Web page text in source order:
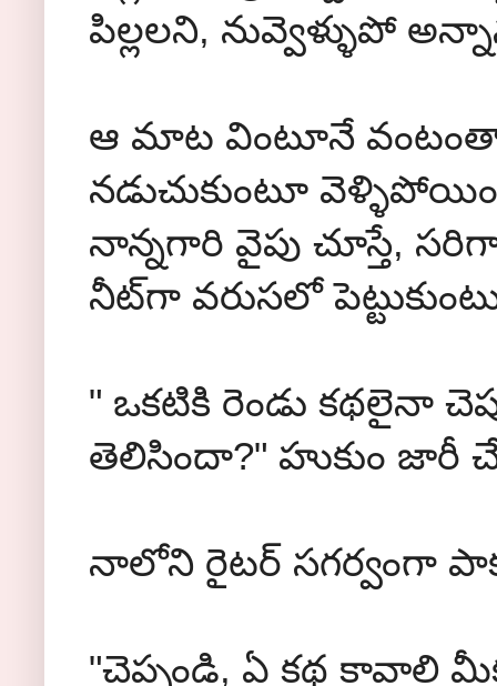
పిల్లలని, నువ్వెళ్ళుపో
ఆ మాట వింటూనే
నడుచుకుంటూ
నాన్నగారి వైపు చూస్తే,
నీట్‌గా వరుసలో
" ఒకటికి రెండు కథలైనా
తెలిసిందా?" హుకుం జారీ
నాలోని రైటర్ సగర్వంగా
"చెప్పండి, ఏ కథ కావాలి